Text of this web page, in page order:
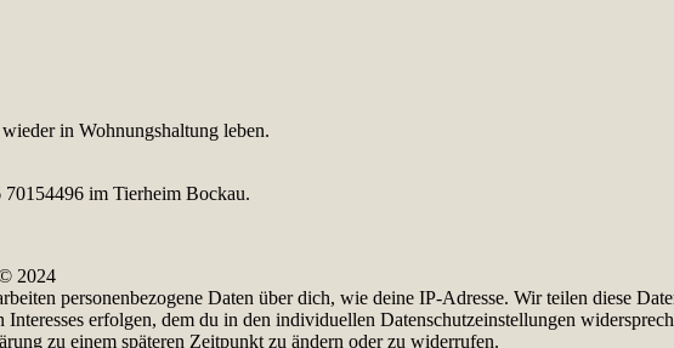
in Wohnungshaltung leben.
70154496 im Tierheim Bockau.
2024
personenbezogene Daten über dich, wie deine IP-Adresse. Wir teilen diese
erfolgen, dem du in den individuellen Datenschutzeinstellungen
zu einem späteren Zeitpunkt zu ändern oder zu widerrufen.